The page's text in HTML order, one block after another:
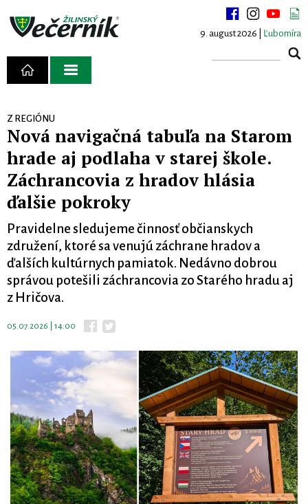
9. august 2026 | Ľubomíra
Z REGIÓNU
Nová navigačná tabuľa na Starom
hrade aj podlaha v starej škole.
Záchrancovia z hradov hlásia
ďalšie pokroky
Pravidelne sledujeme činnosť občianskych
združení, ktoré sa venujú záchrane hradov a
ďalších kultúrnych pamiatok. Nedávno dobrou
správou potešili záchrancovia zo Starého hradu aj
z Hričova.
05.07.2026 | 14:00